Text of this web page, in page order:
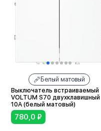
Белый матовый
Выключатель встраиваемый
VOLTUM S70 двухклавишный
10А (белый матовый)
780,0 ₽